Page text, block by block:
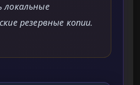
локальные
резервные копии.